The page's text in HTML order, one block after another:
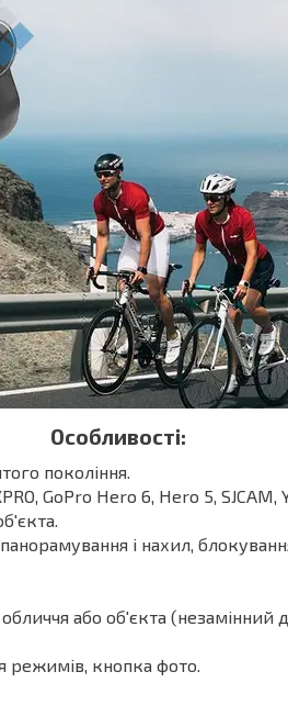
Особливості:
покоління.
GoPro Hero 6, Hero 5, SJCAM,
і нахил,
або об'єкта (незамінний
режимів, кнопка фото.